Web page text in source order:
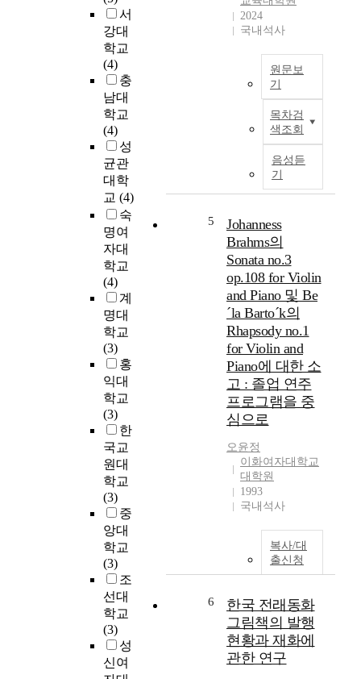
서
강대
학교
(4)
충
남대
학교
(4)
성
균관
대학
교 (4)
숙
명여
자대
학교
(4)
계
명대
학교
(3)
홍
익대
학교
(3)
한
국교
원대
학교
(3)
중
앙대
학교
(3)
조
선대
학교
(3)
성
신여
n
e
2024
국내석사
원문보
기
목차검
색조회
음성듣
기
보
5
Johanness
Brahms의
Sonata no.3
op.108 for Violin
and Piano 및 Be
´la Barto´k의
Rhapsody no.1
for Violin and
Piano에 대한 소
고 : 졸업 연주
프로그램을 중
심으로
오윤정
이화여자대학교
대학원
1993
국내석사
복사/대
출신청
6
한국 전래동화
그림책의 발행
현황과 재화에
관한 연구